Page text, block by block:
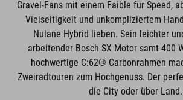
Gravel-Fans mit einem Faible für Speed,
Vielseitigkeit und unkompliziertem
Nulane Hybrid lieben. Sein leichter
arbeitender Bosch SX Motor samt 400
hochwertige C:62® Carbonrahmen
Zweiradtouren zum Hochgenuss. Der
die City oder über Land.